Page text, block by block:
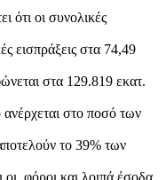
ότι οι συνολικές
εισπράξεις στα 74,49
στα 129.819 εκατ.
στο ποσό των
το 39% των
φόροι και λοιπά έσοδα